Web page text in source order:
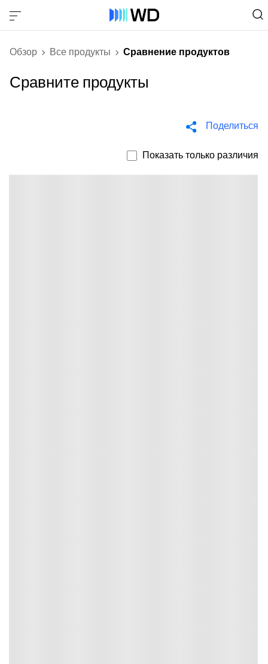
Обзор Все продукты Сравнение продуктов
Сравните продукты
Поделиться
Показать только различия